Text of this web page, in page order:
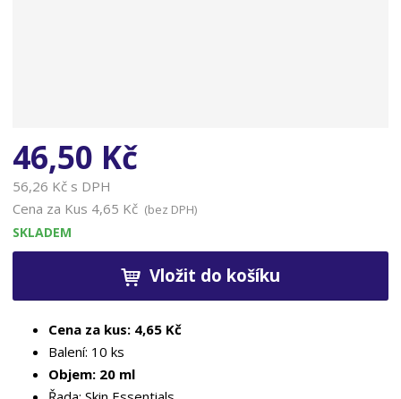
46,50 Kč
56,26 Kč s DPH
Cena za Kus 4,65 Kč (bez DPH)
SKLADEM
Vložit do košíku
Cena za kus: 4,65 Kč
Balení: 10 ks
Objem: 20 ml